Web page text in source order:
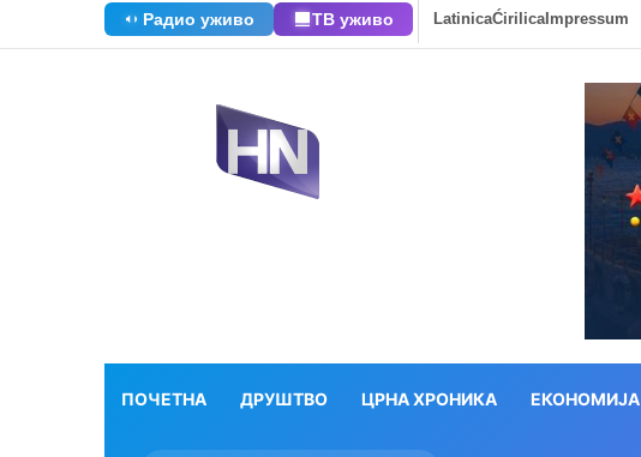
Радио уживо ТВ уживо LatinicaĆirilicaImpressum
ПОЧЕТНА ДРУШТВО ЦРНА ХРОНИКА ЕКОНОМИЈА